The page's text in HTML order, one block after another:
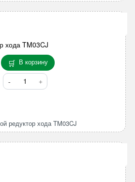
В корзину
Количество
товара
TM03CJ
редуктор хода TM03CJ